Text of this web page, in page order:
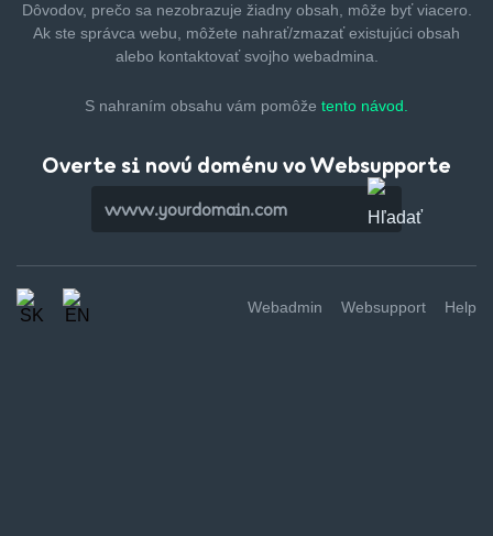
Dôvodov, prečo sa nezobrazuje žiadny obsah, môže byťviacero.
Ak ste správca webu, môžete nahrať/zmazaťexistujúci obsah
alebo kontaktovať svojho webadmina.
S nahraním obsahu vám pomôže tento návod.
Overte si novú doménu vo Websupporte
Webadmin Websupport Help